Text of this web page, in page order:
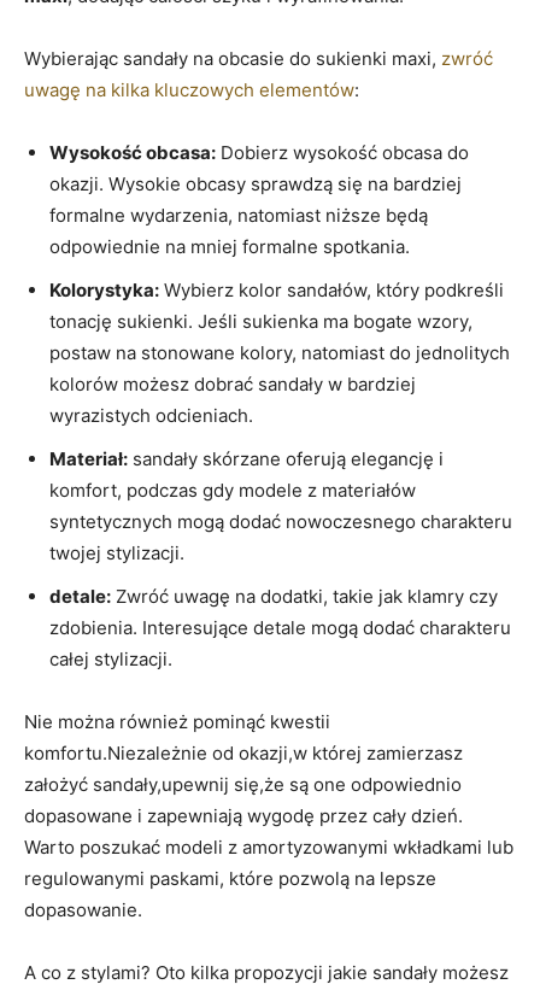
Wybierając sandały na obcasie do sukienki maxi, zwróć
uwagę na kilka kluczowych elementów:
Wysokość obcasa: Dobierz wysokość obcasa do
okazji. Wysokie obcasy sprawdzą się na bardziej
formalne wydarzenia, natomiast niższe będą
odpowiednie na mniej formalne spotkania.
Kolorystyka: Wybierz kolor sandałów, który podkreśli
tonację sukienki. Jeśli sukienka ma bogate wzory,
postaw na stonowane kolory, natomiast do jednolitych
kolorów możesz dobrać sandały w bardziej
wyrazistych odcieniach.
Materiał: sandały skórzane oferują elegancję i
komfort, podczas gdy modele z materiałów
syntetycznych mogą dodać nowoczesnego charakteru
twojej stylizacji.
detale: Zwróć uwagę na dodatki, takie jak klamry czy
zdobienia. Interesujące detale mogą dodać charakteru
całej stylizacji.
Nie można również pominąć kwestii
komfortu.Niezależnie od okazji,w której zamierzasz
założyć sandały,upewnij się,że są one odpowiednio
dopasowane i zapewniają wygodę przez cały dzień.
Warto poszukać modeli z amortyzowanymi wkładkami lub
regulowanymi paskami, które pozwolą na lepsze
dopasowanie.
A co z stylami? Oto kilka propozycji jakie sandały możesz